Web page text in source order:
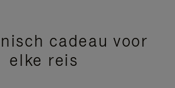
cadeau voor
elke reis